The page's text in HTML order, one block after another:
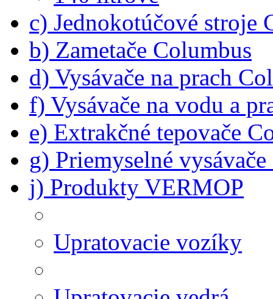
c) Jednokotúčové stroje
b) Zametače Columbus
d) Vysávače na prach
f) Vysávače na vodu a
e) Extrakčné tepovače
g) Priemyselné
j) Produkty VERMOP
Upratovacie vozíky